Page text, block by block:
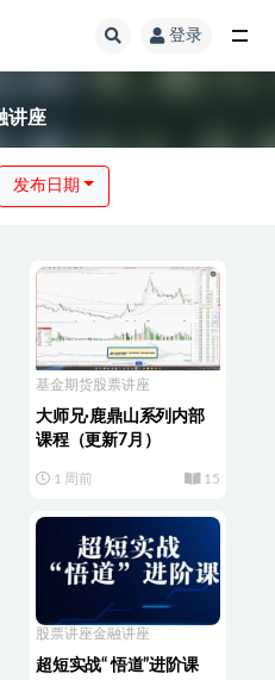
登录
讲座
发布日期
基金期货股票讲座
大师兄·鹿鼎山系列内部
课程（更新7月）
1 周前 15
股票讲座金融讲座
超短实战“ 悟道”进阶课